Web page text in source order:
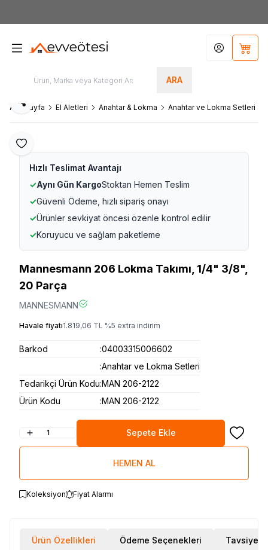
ARA
Hesabım
Ana Sayfa El Aletleri Anahtar & Lokma Anahtar ve Lokma Setleri
Favoriye Ekle
Paylaş
Hızlı Teslimat Avantajı
✓Aynı Gün KargoStoktan Hemen Teslim
✓Güvenli Ödeme, hızlı sipariş onayı
✓Ürünler sevkiyat öncesi özenle kontrol edilir
✓Koruyucu ve sağlam paketleme
Mannesmann 206 Lokma Takımı, 1/4" 3/8",
20 Parça
MANNESMANN
Havale fiyatı1.819,06 TL %5 extra indirim
Barkod :04003315006602
:Anahtar ve Lokma Setleri
Tedarikçi Ürün Kodu:MAN 206-2122
Ürün Kodu
:MAN 206-2122
Sepete Ekle Favoriye
HEMEN AL
Koleksiyon Fiyat Alarmı
Ürün Özellikleri Ödeme Seçenekleri Tavsiye Et